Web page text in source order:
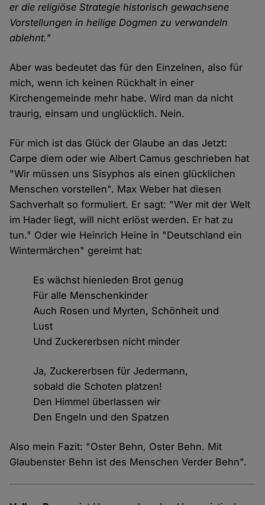
er die religiöse Strategie historisch gewachsene
Vorstellungen in heilige Dogmen zu verwandeln
ablehnt."
Aber was bedeutet das für den Einzelnen, also für
mich, wenn ich keinen Rückhalt in einer
Kirchengemeinde mehr habe. Wird man da nicht
traurig, einsam und unglücklich. Nein.
Für mich ist das Glück der Glaube an das Jetzt:
Carpe diem oder wie Albert Camus geschrieben hat
"Wir müssen uns Sisyphos als einen glücklichen
Menschen vorstellen". Max Weber hat diesen
Sachverhalt so formuliert. Er sagt: "Wer mit der Welt
im Hader liegt, will nicht erlöst werden. Er hat zu
tun." Oder wie Heinrich Heine in "Deutschland ein
Wintermärchen" gereimt hat:
Es wächst hienieden Brot genug
Für alle Menschenkinder
Auch Rosen und Myrten, Schönheit und
Lust
Und Zuckererbsen nicht minder
Ja, Zuckererbsen für Jedermann,
sobald die Schoten platzen!
Den Himmel überlassen wir
Den Engeln und den Spatzen
Also mein Fazit: "Oster Behn, Oster Behn. Mit
Glaubenster Behn ist des Menschen Verder Behn".